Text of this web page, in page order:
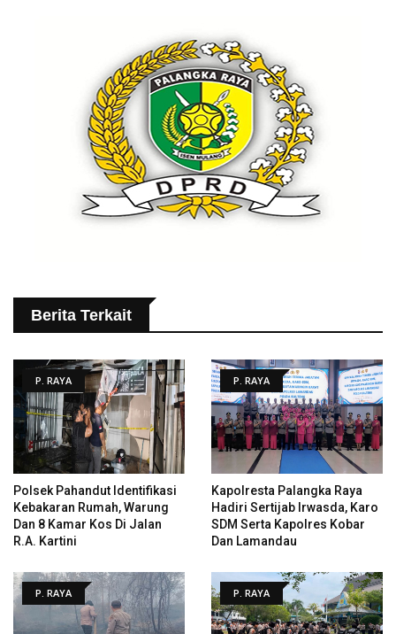
Berita Terkait
P. RAYA
Polsek Pahandut Identifikasi
Kebakaran Rumah, Warung
Dan 8 Kamar Kos Di Jalan
R.A. Kartini
P. RAYA
Kapolresta Palangka Raya
Hadiri Sertijab Irwasda, Karo
SDM Serta Kapolres Kobar
Dan Lamandau
P. RAYA P. RAYA